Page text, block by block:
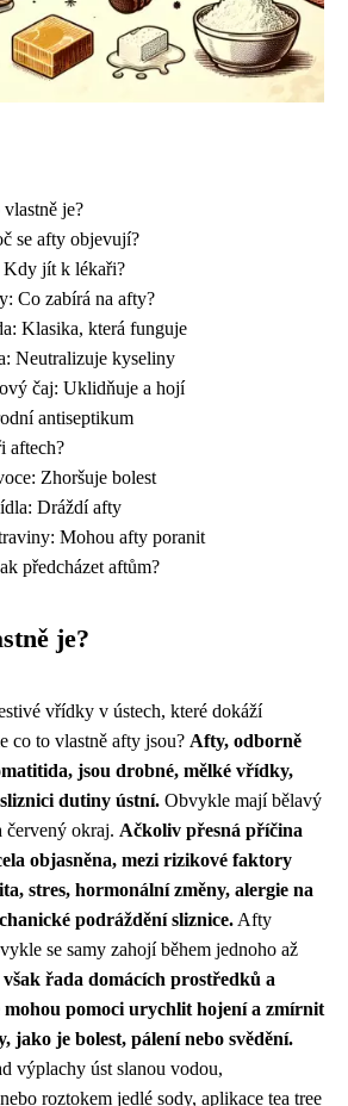
je?
se afty objevují?
Kdy jít k lékaři?
Co zabírá na afty?
Klasika, která funguje
Neutralizuje kyseliny
čaj: Uklidňuje a hojí
antiseptikum
aftech?
Zhoršuje bolest
Dráždí afty
Mohou afty poranit
předcházet aftům?
je?
vřídky v ústech, které dokáží
co to vlastně afty jsou? Afty, odborně
jsou drobné, mělké vřídky,
dutiny ústní. Obvykle mají bělavý
červený okraj. Ačkoliv přesná příčina
objasněna, mezi rizikové faktory
stres, hormonální změny, alergie na
podráždění sliznice. Afty
se samy zahojí během jednoho až
řada domácích prostředků a
pomoci urychlit hojení a zmírnit
jako je bolest, pálení nebo svědění.
výplachy úst slanou vodou,
roztokem jedlé sody, aplikace tea tree